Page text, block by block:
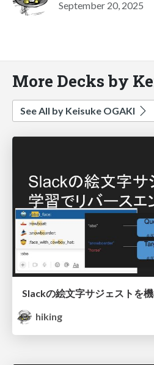
September 20, 2025
More Decks by
See All by Keisuke OGAKI
hiking